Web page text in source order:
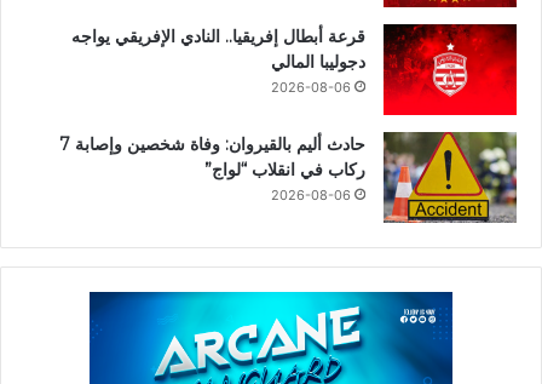
قرعة أبطال إفريقيا.. النادي الإفريقي يواجه
دجوليبا المالي
2026-08-06
حادث أليم بالقيروان: وفاة شخصين وإصابة 7
ركاب في انقلاب “لواج”
2026-08-06